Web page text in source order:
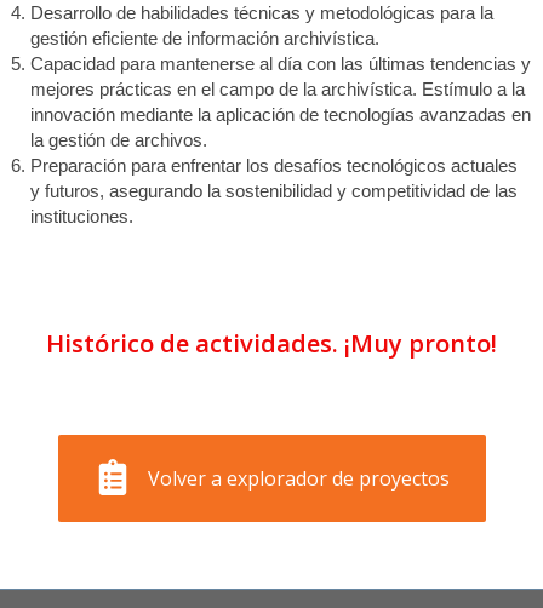
Desarrollo de habilidades técnicas y metodológicas para la
gestión eficiente de información archivística.
Capacidad para mantenerse al día con las últimas tendencias y
mejores prácticas en el campo de la archivística. Estímulo a la
innovación mediante la aplicación de tecnologías avanzadas en
la gestión de archivos.
Preparación para enfrentar los desafíos tecnológicos actuales
y futuros, asegurando la sostenibilidad y competitividad de las
instituciones.
Histórico de actividades. ¡Muy pronto!
Volver a explorador de proyectos